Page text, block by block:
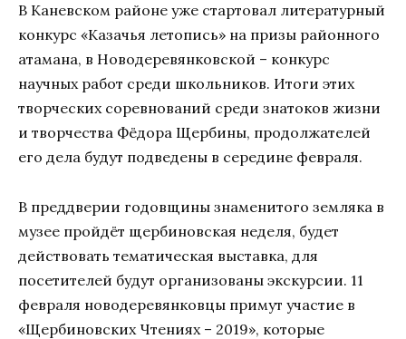
В Каневском районе уже стартовал литературный
конкурс «Казачья летопись» на призы районного
атамана, в Новодеревянковской – конкурс
научных работ среди школьников. Итоги этих
творческих соревнований среди знатоков жизни
и творчества Фёдора Щербины, продолжателей
его дела будут подведены в середине февраля.
В преддверии годовщины знаменитого земляка в
музее пройдёт щербиновская неделя, будет
действовать тематическая выставка, для
посетителей будут организованы экскурсии. 11
февраля новодеревянковцы примут участие в
«Щербиновских Чтениях – 2019», которые